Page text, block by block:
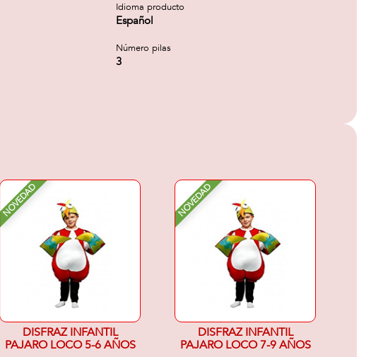
Idioma producto
Español
Número pilas
3
NOVEDAD
DISFRAZ INFANTIL
PAJARO LOCO 5-6 AÑOS
NOVEDAD
DISFRAZ INFANTIL
PAJARO LOCO 7-9 AÑOS